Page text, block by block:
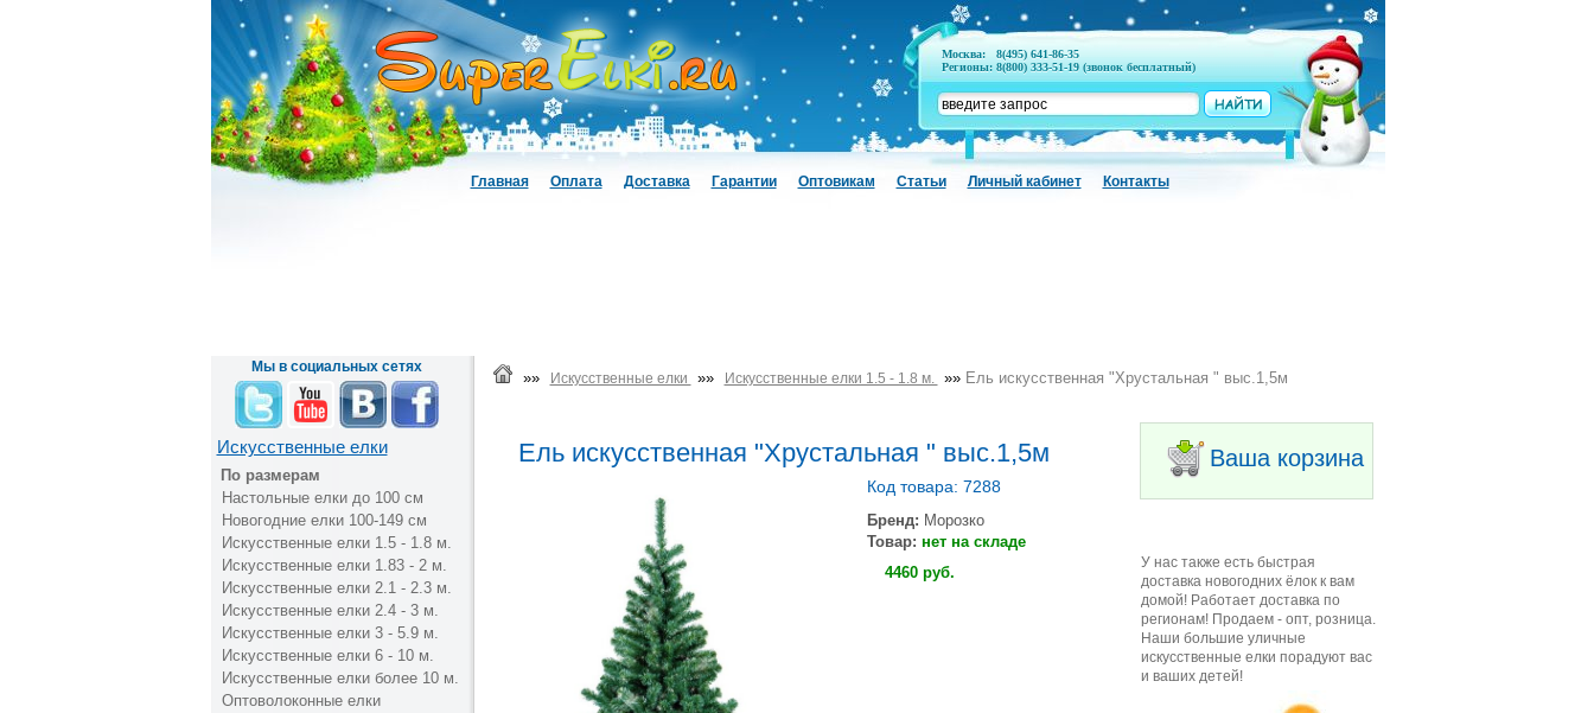
Москва:
8(495) 641-86-35
Регионы: 8(800) 333-51-19 (звонок бесплатный)
Главная Оплата Доставка Гарантии Оптовикам Статьи Личный кабинет Контакты
Ваша корзина
У нас также есть быстрая
доставка новогодних ёлок к вам
домой! Работает доставка по
регионам! Продаем - опт, розница.
Наши большие уличные
искусственные елки порадуют вас
и ваших детей!
Мы в социальных сетях
Искусственные елки
По размерам
Настольные елки до 100 см
Новогодние елки 100-149 см
Искусственные елки 1.5 - 1.8 м.
Искусственные елки 1.83 - 2 м.
Искусственные елки 2.1 - 2.3 м.
Искусственные елки 2.4 - 3 м.
Искусственные елки 3 - 5.9 м.
Искусственные елки 6 - 10 м.
Искусственные елки более 10 м.
Оптоволоконные елки
»» Искусственные елки »» Искусственные елки 1.5 - 1.8 м. »» Ель искусственная "Хрустальная " выс.1,5м
Ель искусственная "Хрустальная " выс.1,5м
Код товара: 7288
Бренд: Морозко
Товар: нет на складе
4460 руб.